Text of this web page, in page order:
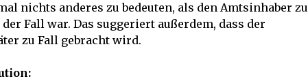
nichts anderes zu bedeuten, als den Amtsinhaber zu
Fall war. Das suggeriert außerdem, dass der
zu Fall gebracht wird.